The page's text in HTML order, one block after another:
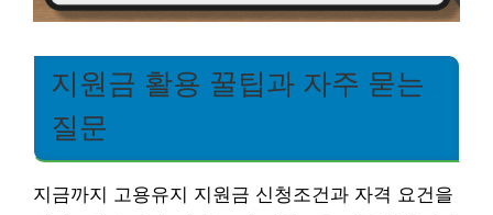
지원금 활용 꿀팁과 자주 묻는
질문
지금까지 고용유지 지원금 신청조건과 자격 요건을